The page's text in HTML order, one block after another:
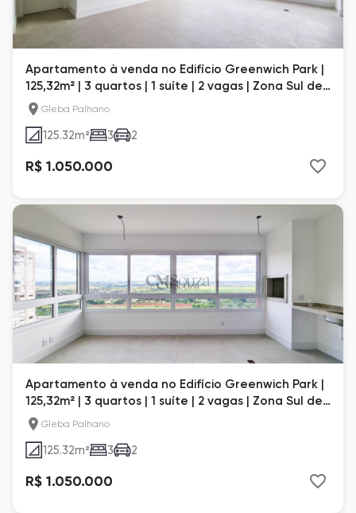
Apartamento à venda no Edifício Greenwich Park |
125,32m² | 3 quartos | 1 suíte | 2 vagas | Zona Sul de
Londrina
Gleba Palhano
125.32m² 3 2
R$ 1.050.000
Apartamento à venda no Edifício Greenwich Park |
125,32m² | 3 quartos | 1 suíte | 2 vagas | Zona Sul de
Londrina
Gleba Palhano
125.32m² 3 2
R$ 1.050.000